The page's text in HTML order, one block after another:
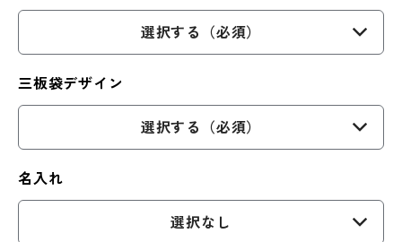
選択する（必須）
三板袋デザイン
選択する（必須）
名入れ
選択なし